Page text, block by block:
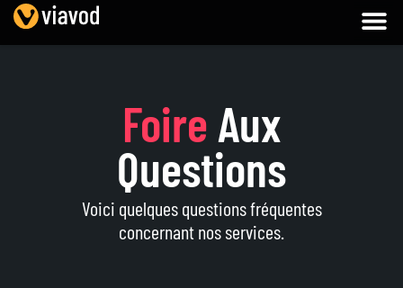
Foire Aux
Questions
Voici quelques questions fréquentes
concernant nos services.